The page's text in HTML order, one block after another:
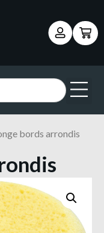
bords arrondis